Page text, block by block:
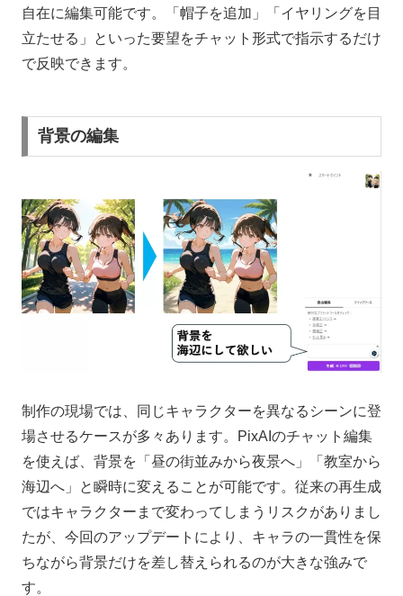
自在に編集可能です。「帽子を追加」「イヤリングを目
立たせる」といった要望をチャット形式で指示するだけ
で反映できます。
背景の編集
制作の現場では、同じキャラクターを異なるシーンに登
場させるケースが多々あります。PixAIのチャット編集
を使えば、背景を「昼の街並みから夜景へ」「教室から
海辺へ」と瞬時に変えることが可能です。従来の再生成
ではキャラクターまで変わってしまうリスクがありまし
たが、今回のアップデートにより、キャラの一貫性を保
ちながら背景だけを差し替えられるのが大きな強みで
す。